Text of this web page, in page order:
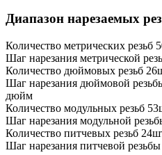
Диапазон нарезаемых
Количество метрических резьб
Шаг нарезания метрической
Количество дюймовых резьб
Шаг нарезания дюймовой
дюйм
Количество модульных резьб
Шаг нарезания модульной
Количество питчевых резьб
Шаг нарезания питчевой резьбы